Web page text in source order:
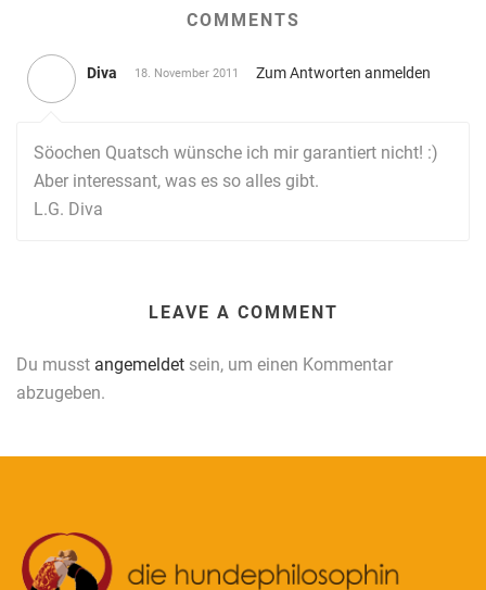
COMMENTS
Diva 18. November 2011 Zum Antworten anmelden
Söochen Quatsch wünsche ich mir garantiert nicht! :)
Aber interessant, was es so alles gibt.
L.G. Diva
LEAVE A COMMENT
Du musst angemeldet sein, um einen Kommentar
abzugeben.